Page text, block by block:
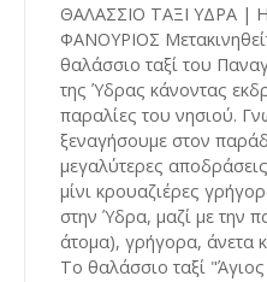
ΘΑΛΑΣΣΙΟ ΤΑΞΙ ΥΔΡΑ |
ΦΑΝΟΥΡΙΟΣ
θαλάσσιο ταξί του
της Ύδρας κάνοντας
παραλίες του νησιού.
ξεναγήσουμε στον
μεγαλύτερες
μίνι κρουαζιέρες
στην Ύδρα, μαζί με την
άτομα), γρήγορα, άνετα
Το θαλάσσιο ταξί